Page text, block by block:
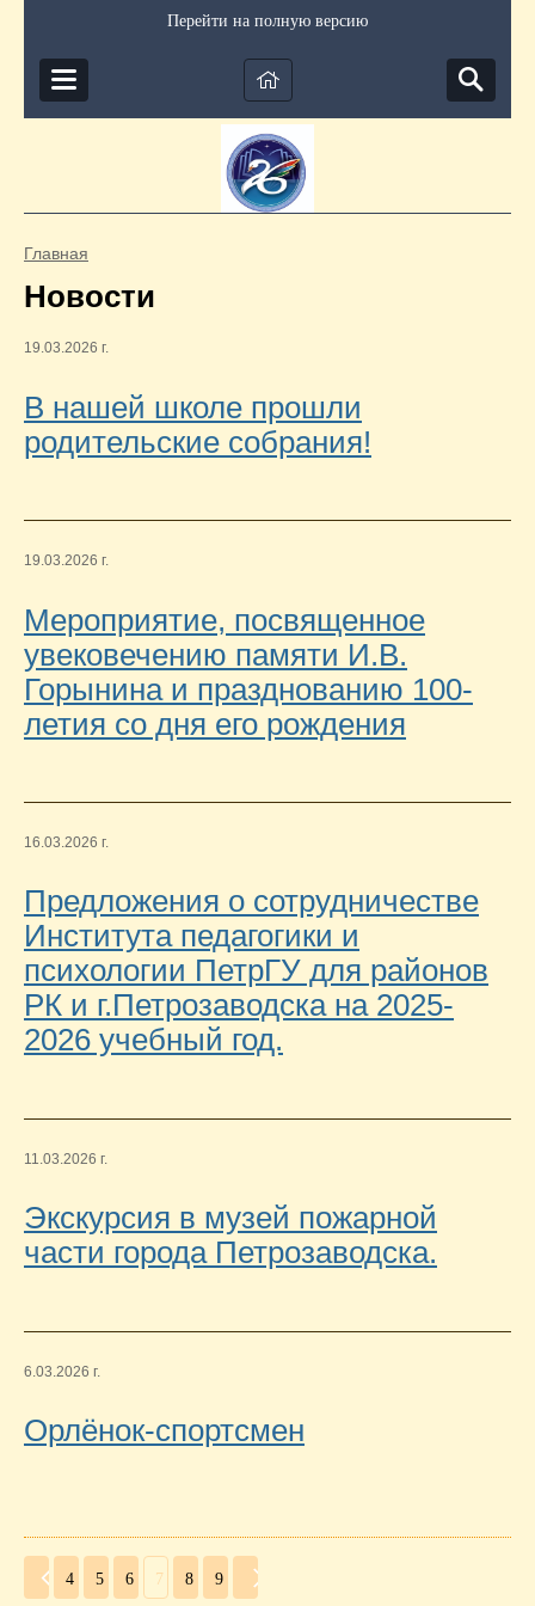
Перейти на полную версию
Главная
Новости
19.03.2026 г.
В нашей школе прошли
родительские собрания!
19.03.2026 г.
Мероприятие, посвященное
увековечению памяти И.В.
Горынина и празднованию 100-
летия со дня его рождения
16.03.2026 г.
Предложения о сотрудничестве
Института педагогики и
психологии ПетрГУ для районов
РК и г.Петрозаводска на 2025-
2026 учебный год.
11.03.2026 г.
Экскурсия в музей пожарной
части города Петрозаводска.
6.03.2026 г.
Орлёнок-спортсмен
4 5 6 7 8 9